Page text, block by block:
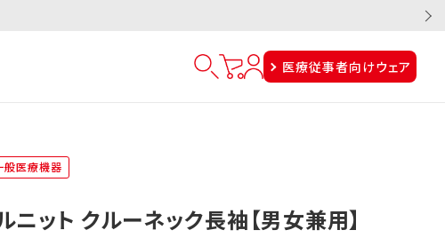
医療従事者向けウェア
般医療機器
ニット クルーネック長袖【男女兼用】